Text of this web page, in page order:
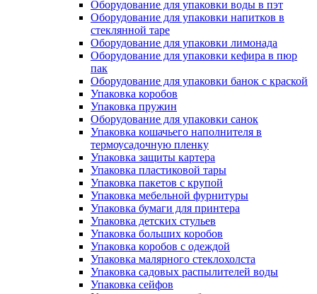
Оборудование для упаковки воды в пэт
Оборудование для упаковки напитков в
стеклянной таре
Оборудование для упаковки лимонада
Оборудование для упаковки кефира в пюр
пак
Оборудование для упаковки банок с краской
Упаковка коробов
Упаковка пружин
Оборудование для упаковки санок
Упаковка кошачьего наполнителя в
термоусадочную пленку
Упаковка защиты картера
Упаковка пластиковой тары
Упаковка пакетов с крупой
Упаковка мебельной фурнитуры
Упаковка бумаги для принтера
Упаковка детских стульев
Упаковка больших коробов
Упаковка коробов с одеждой
Упаковка малярного стеклохолста
Упаковка садовых распылителей воды
Упаковка сейфов